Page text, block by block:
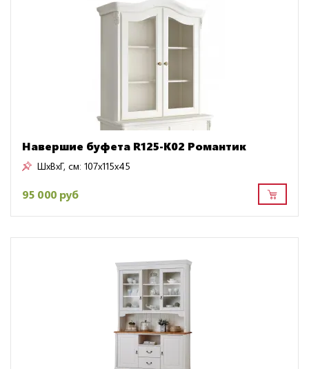
Навершие буфета R125-K02 Романтик
ШxВxГ, см: 107x115x45
95 000 руб